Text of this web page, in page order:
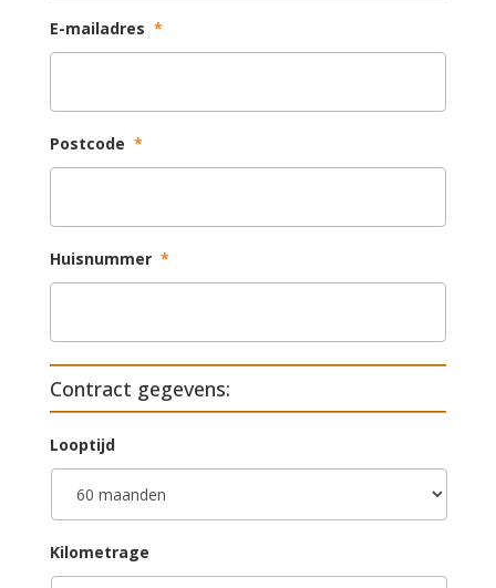
E-mailadres *
Postcode *
Huisnummer *
Contract gegevens:
Looptijd
Kilometrage